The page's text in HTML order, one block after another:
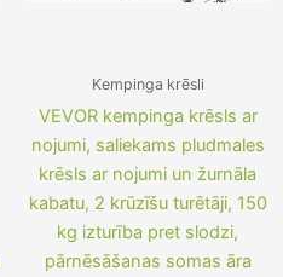
Kempinga krēsli
VEVOR kempinga krēsls ar
nojumi, saliekams pludmales
krēsls ar nojumi un žurnāla
kabatu, 2 krūzīšu turētāji, 150
kg izturība pret slodzi,
pārnēsāšanas somas āra